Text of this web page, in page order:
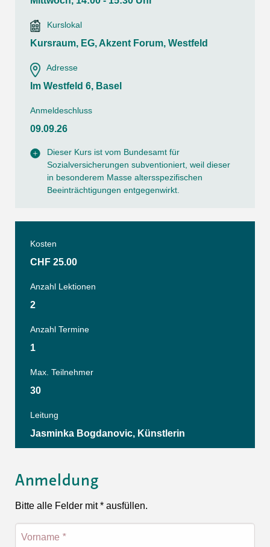
Kurslokal
Kursraum, EG, Akzent Forum, Westfeld
Adresse
Im Westfeld 6, Basel
Anmeldeschluss
09.09.26
Dieser Kurs ist vom Bundesamt für
Sozialversicherungen subventioniert, weil dieser
in besonderem Masse altersspezifischen
Beeinträchtigungen entgegenwirkt.
Kosten
CHF 25.00
Anzahl Lektionen
2
Anzahl Termine
1
Max. Teilnehmer
30
Leitung
Jasminka Bogdanovic, Künstlerin
Anmeldung
Bitte alle Felder mit * ausfüllen.
Vorname *